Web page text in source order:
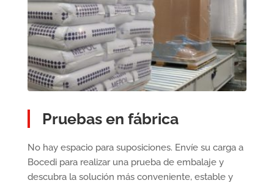
Pruebas en fábrica
No hay espacio para suposiciones. Envíe su carga a
Bocedi para realizar una prueba de embalaje y
descubra la solución más conveniente, estable y